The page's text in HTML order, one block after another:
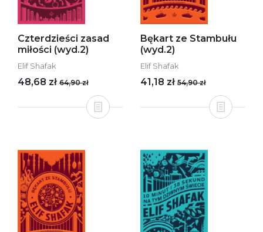
Czterdzieści zasad
miłości (wyd.2)
Elif Shafak
48,68 zł 64,90 zł
Bękart ze Stambułu
(wyd.2)
Elif Shafak
41,18 zł 54,90 zł